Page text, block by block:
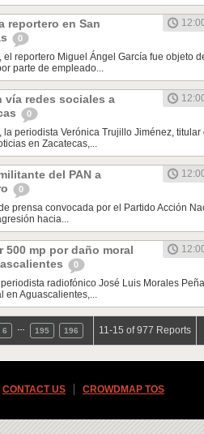
reportero en San
0
el reportero Miguel Ángel García fue objeto
parte de empleado...
vía redes sociales a
0
periodista Verónica Trujillo Jiménez, titular
en Zacatecas,...
del PAN a
0
prensa convocada por el Partido Acción
hacia...
500 mp por daño moral
0
radiofónico José Luis Morales
en Aguascalientes,...
6 195 196 11-15 of 977 Reports
CONTACT US CROWDMAP TOS